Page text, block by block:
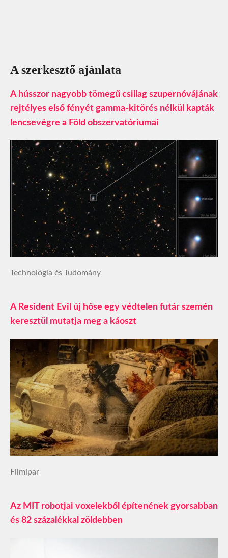
A szerkesztő ajánlata
A hússzor nagyobb tömegű csillag szupernóvájának
rejtélyes első fényét gamma-kitörés nélkül kapták
lencsevégre a Föld obszervatóriumai
Technológia és Tudomány
A Resident Evil új hőse egy védtelen futár szemén
keresztül mutatja meg a káoszt
Filmipar
Az MIT robotjai voxelekből építenének gyorsabban
és 82 százalékkal zöldebben